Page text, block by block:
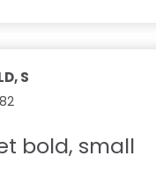
S
bold, small